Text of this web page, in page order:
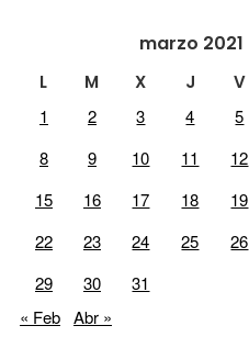
marzo 2021
L M X J V
1
2 3 4 5
8
9 10 11 12
15
16 17 18 19
22
23 24 25 26
29
30
31
« Feb Abr »